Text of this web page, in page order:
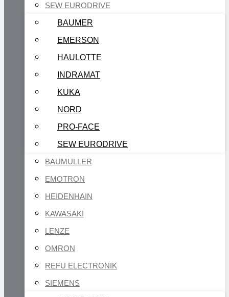
SEW EURODRIVE
BAUMER
EMERSON
HAULOTTE
INDRAMAT
KUKA
NORD
PRO-FACE
SEW EURODRIVE
BAUMULLER
EMOTRON
HEIDENHAIN
KAWASAKI
LENZE
OMRON
REFU ELECTRONIK
SIEMENS